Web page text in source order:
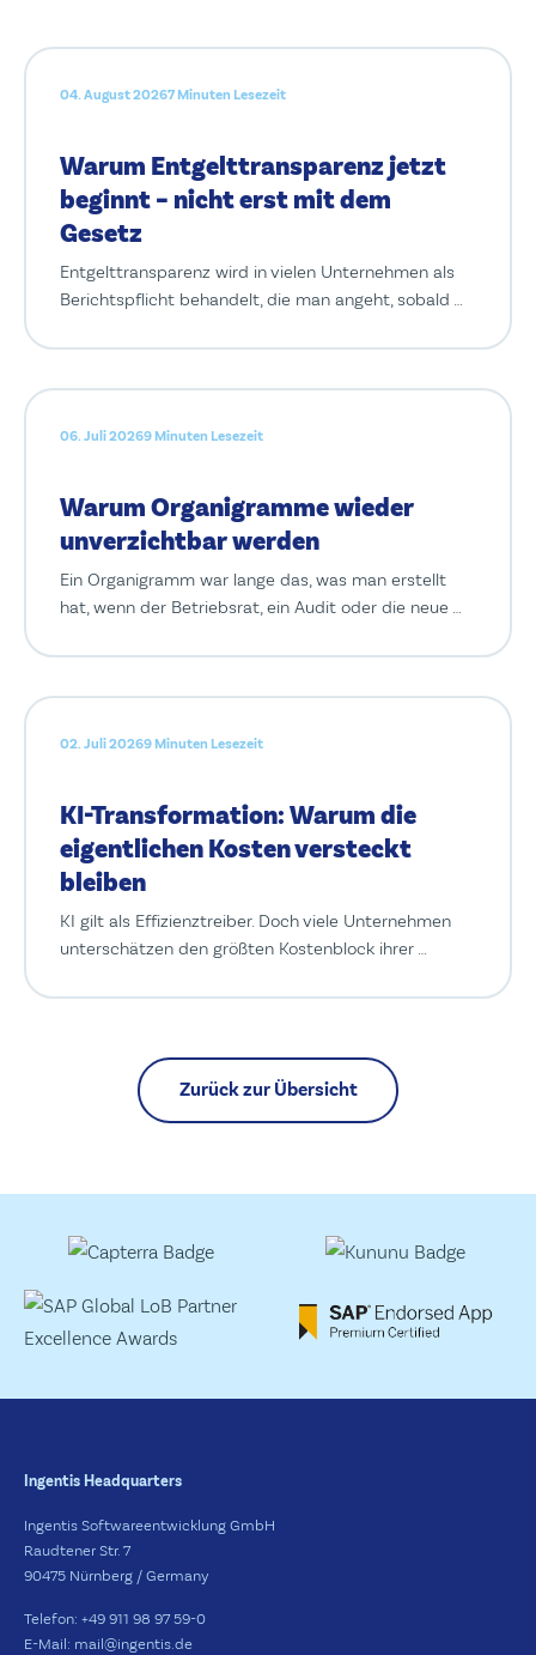
04. August 20267 Minuten Lesezeit
Warum Entgelttransparenz jetzt
beginnt – nicht erst mit dem
Gesetz
Entgelttransparenz wird in vielen Unternehmen als
Berichtspflicht behandelt, die man angeht, sobald …
06. Juli 20269 Minuten Lesezeit
Warum Organigramme wieder
unverzichtbar werden
Ein Organigramm war lange das, was man erstellt
hat, wenn der Betriebsrat, ein Audit oder die neue …
02. Juli 20269 Minuten Lesezeit
KI-Transformation: Warum die
eigentlichen Kosten versteckt
bleiben
KI gilt als Effizienztreiber. Doch viele Unternehmen
unterschätzen den größten Kostenblock ihrer …
Zurück zur Übersicht
Ingentis Headquarters
Ingentis Softwareentwicklung GmbH
Raudtener Str. 7
90475 Nürnberg / Germany
Telefon: +49 911 98 97 59-0
E-Mail: mail@ingentis.de